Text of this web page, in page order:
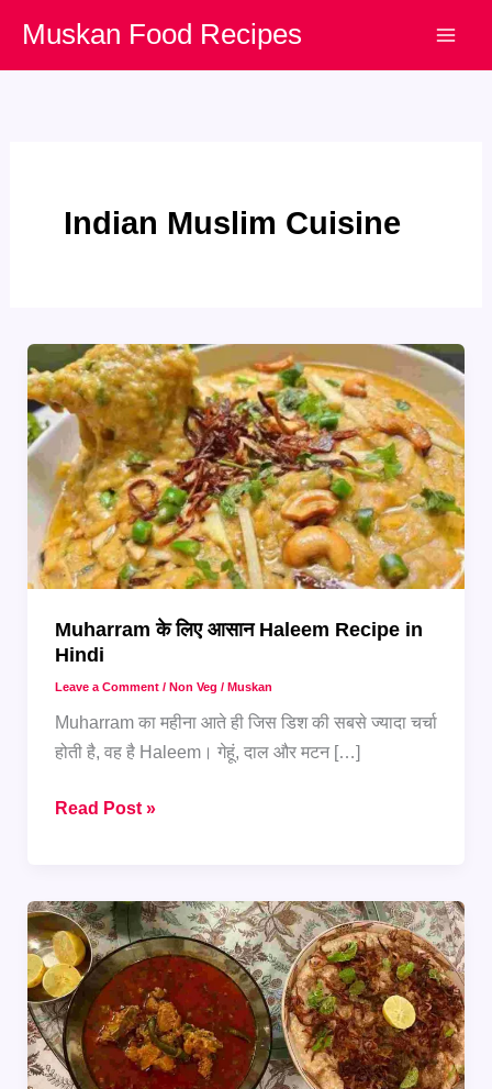
content
Muskan Food Recipes
Indian Muslim Cuisine
Muharram के लिए आसान Haleem Recipe in
Hindi
Leave a Comment / Non Veg / Muskan
Muharram का महीना आते ही जिस डिश की सबसे ज्यादा चर्चा
होती है, वह है Haleem। गेहूं, दाल और मटन […]
Muharram
Haleem
Recipe
in
Hindi
Read Post »